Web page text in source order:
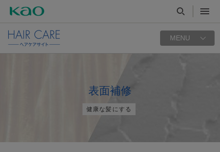
MENU
表面補修
健康な髪にする